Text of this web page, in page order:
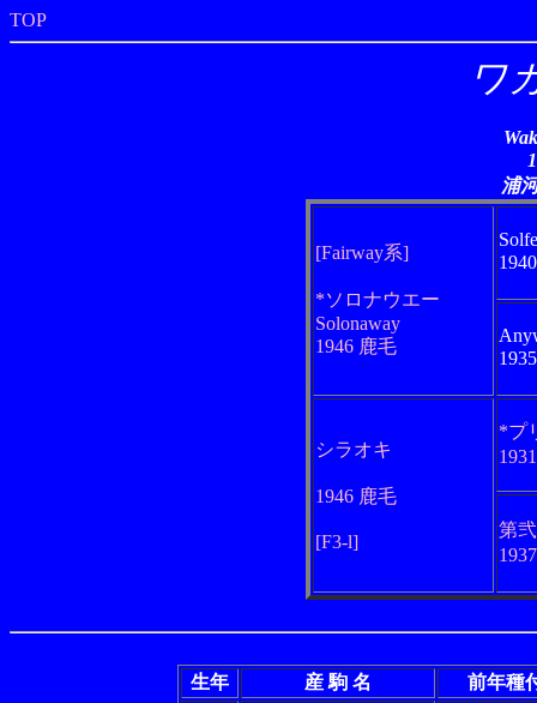
TOP
ワ
浦
[Fairway系]
*ソロナウエー
Solonaway
1946 鹿毛
シラオキ
1946 鹿毛
[F3-l]
*プ
第
生年 産 駒 名 前年種